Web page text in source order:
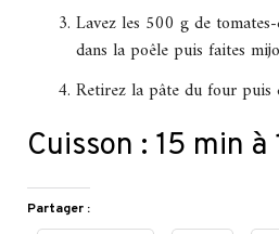
Lavez les 500 g de
dans la poêle puis faites
Retirez la pâte du four puis
Cuisson : 15 min à
Partager :